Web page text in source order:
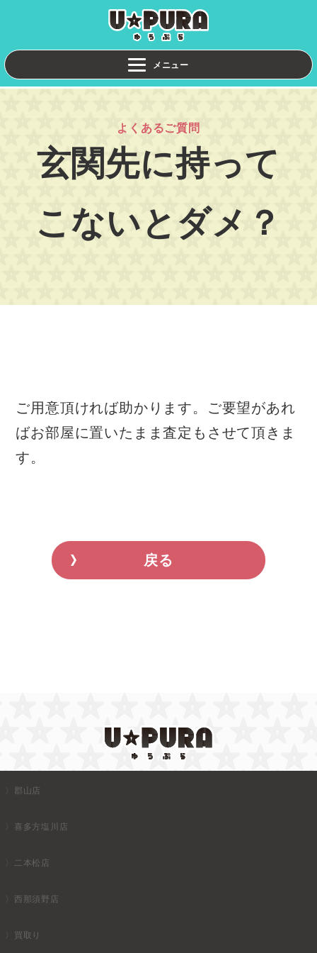
よくあるご質問
玄関先に持って
こないとダメ？
ご用意頂ければ助かります。ご要望があれ
ばお部屋に置いたまま査定もさせて頂きま
す。
戻る
郡山店
喜多方塩川店
二本松店
西那須野店
買取り